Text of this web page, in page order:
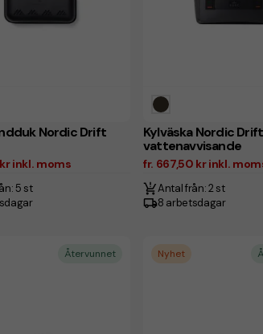
Nordic Drift
inkl. moms
5 st
Kylväska Nordic
vattenavvisande
fr. 667,50 kr inkl.
Antal från: 2 st
8 arbetsdagar
Återvunnet Nyhet